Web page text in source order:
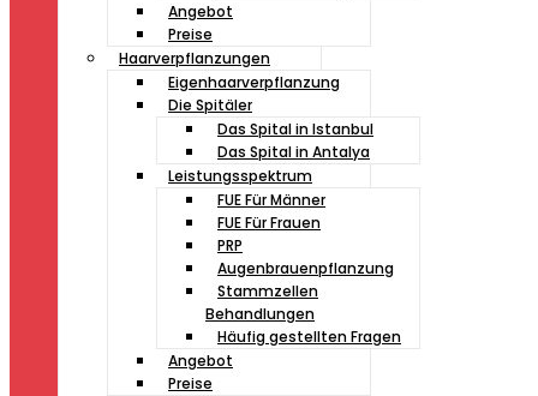
Angebot
Preise
Haarverpflanzungen
Eigenhaarverpflanzung
Die Spitäler
Das Spital in Istanbul
Das Spital in Antalya
Leistungsspektrum
FUE Für Männer
FUE Für Frauen
PRP
Augenbrauenpflanzung
Stammzellen
Behandlungen
Häufig gestellten Fragen
Angebot
Preise